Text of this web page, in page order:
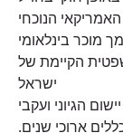
הנוכחי
בינלאומי
הקיימת של
ישראל
הגיוני ועקבי
ארוכי שנים.